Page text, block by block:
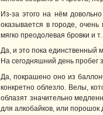
Из-за этого на нём
оказывается в городе,
мягко преодолевая бровки и
Да, и это пока единственный
На сегодняшний день пробег
Да, покрашено оно из
конкретно облезло. Велы,
облазят значительно
для алкобайков, или порошок